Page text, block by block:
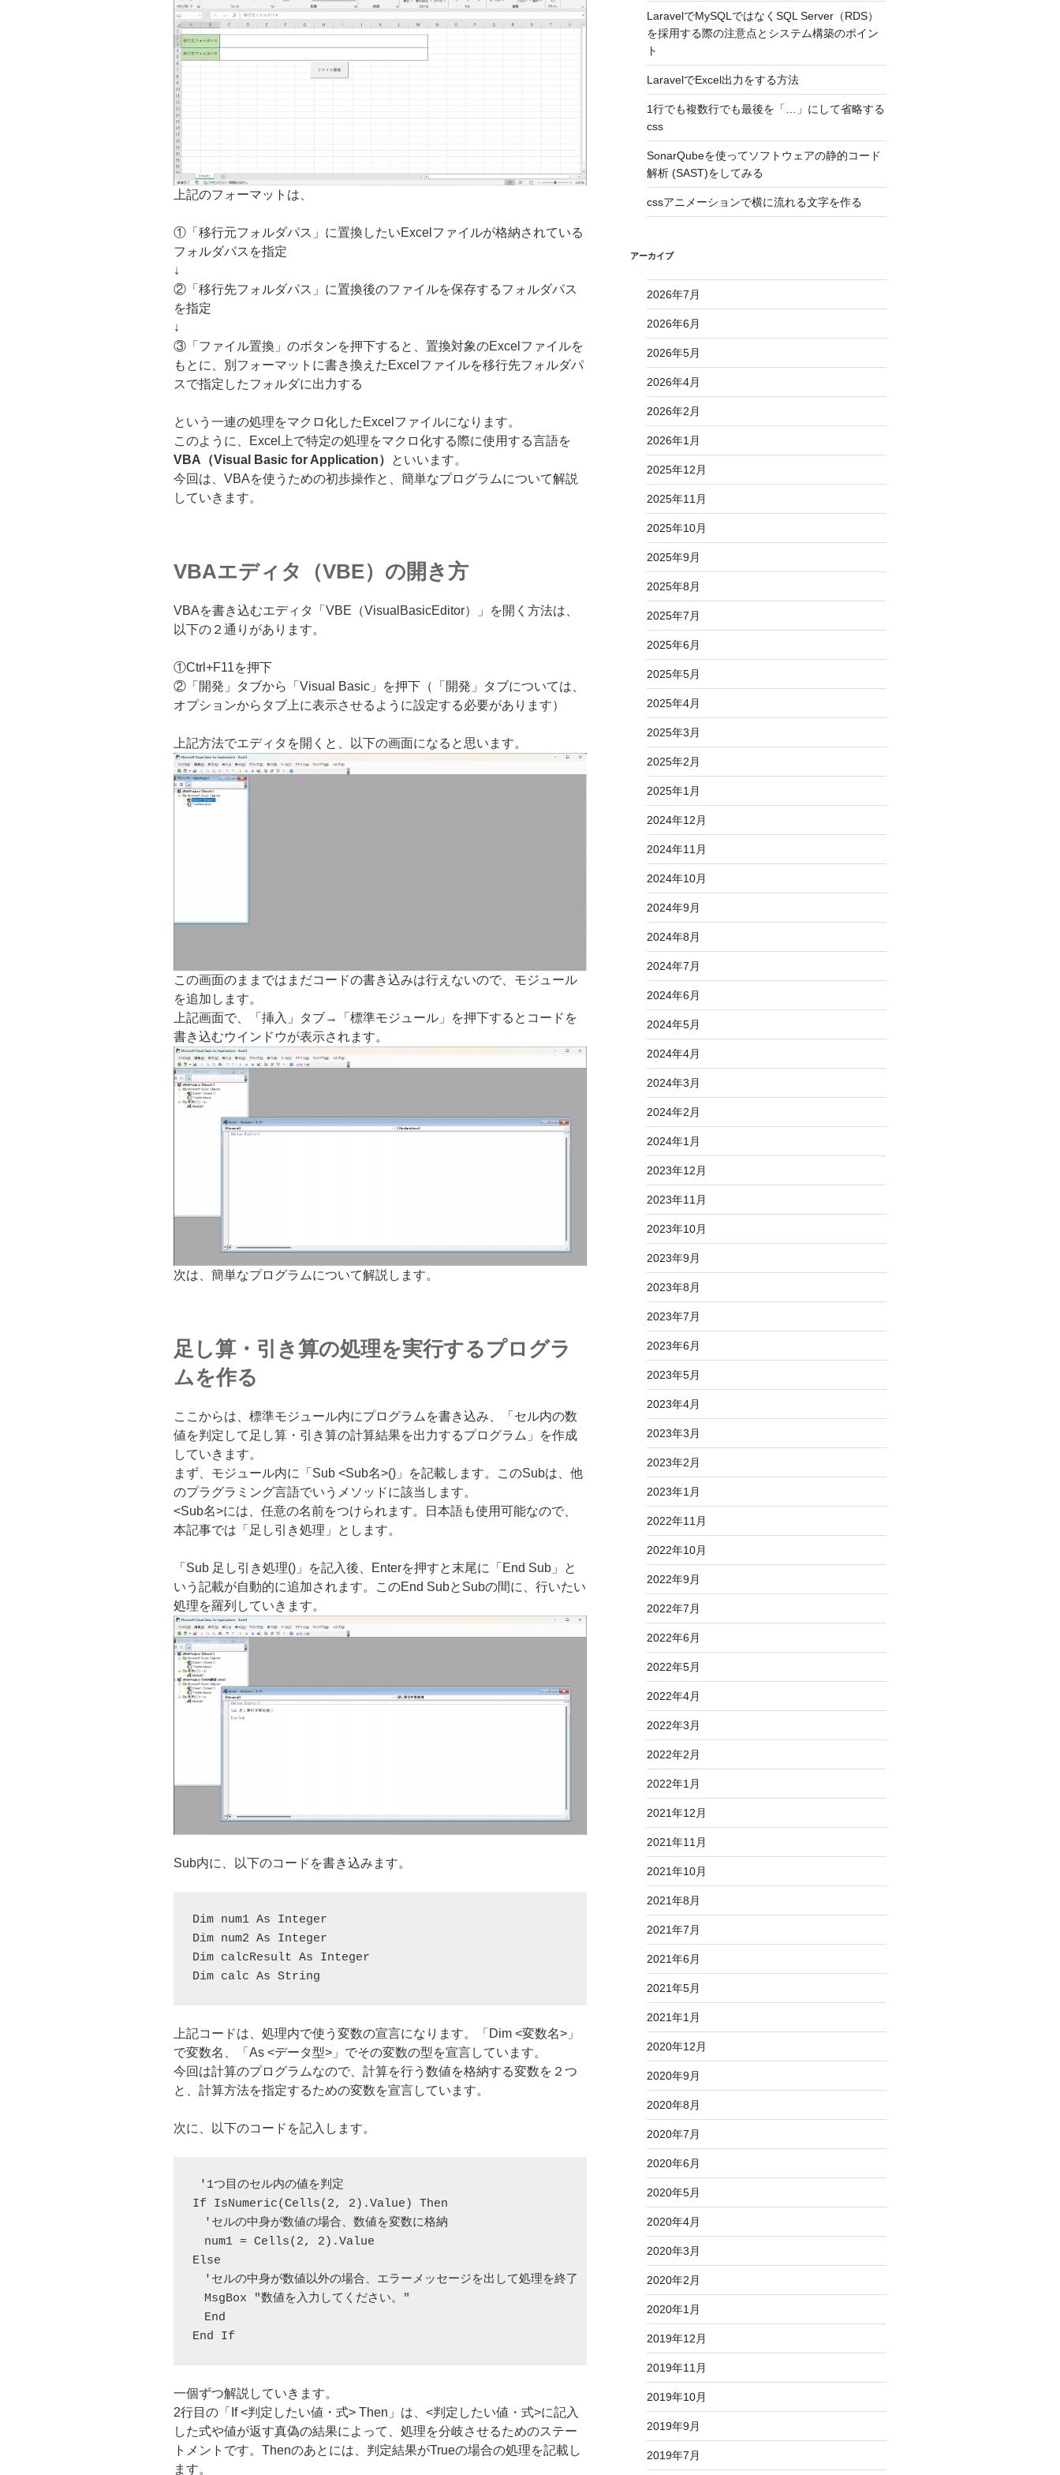
上記のフォーマットは、
①「移行元フォルダパス」に置換したいExcelファイルが格納されている
フォルダパスを指定
↓
②「移行先フォルダパス」に置換後のファイルを保存するフォルダパス
を指定
↓
③「ファイル置換」のボタンを押下すると、置換対象のExcelファイルを
もとに、別フォーマットに書き換えたExcelファイルを移行先フォルダパ
スで指定したフォルダに出力する
という一連の処理をマクロ化したExcelファイルになります。
このように、Excel上で特定の処理をマクロ化する際に使用する言語を
VBA（Visual Basic for Application）
といいます。
今回は、VBAを使うための初歩操作と、簡単なプログラムについて解説
していきます。
VBAエディタ（VBE）の開き方
VBAを書き込むエディタ「VBE（VisualBasicEditor）」を開く方法は、
以下の２通りがあります。
①Ctrl+F11を押下
②「開発」タブから「Visual Basic」を押下（「開発」タブについては、
オプションからタブ上に表示させるように設定する必要があります）
上記方法でエディタを開くと、以下の画面になると思います。
この画面のままではまだコードの書き込みは行えないので、モジュール
を追加します。
上記画面で、「挿入」タブ→「標準モジュール」を押下するとコードを
書き込むウインドウが表示されます。
次は、簡単なプログラムについて解説します。
足し算・引き算の処理を実行するプログラ
ムを作る
ここからは、標準モジュール内にプログラムを書き込み、「セル内の数
値を判定して足し算・引き算の計算結果を出力するプログラム」を作成
していきます。
まず、モジュール内に「Sub <Sub名>()」を記載します。このSubは、他
のプラグラミング言語でいうメソッドに該当します。
<Sub名>には、任意の名前をつけられます。日本語も使用可能なので、
本記事では「足し引き処理」とします。
「Sub 足し引き処理()」を記入後、Enterを押すと末尾に「End Sub」と
いう記載が自動的に追加されます。このEnd SubとSubの間に、行いたい
処理を羅列していきます。
Sub内に、以下のコードを書き込みます。
Dim num1 As Integer
Dim num2 As Integer
Dim calcResult As Integer
Dim calc As String
上記コードは、処理内で使う変数の宣言になります。「Dim <変数名>」
で変数名、「As <データ型>」でその変数の型を宣言しています。
今回は計算のプログラムなので、計算を行う数値を格納する変数を２つ
と、計算方法を指定するための変数を宣言しています。
次に、以下のコードを記入します。
'1つ目のセル内の値を判定
If IsNumeric(Cells(2, 2).Value) Then
'セルの中身が数値の場合、数値を変数に格納
num1 = Cells(2, 2).Value
Else
'セルの中身が数値以外の場合、エラーメッセージを出して処理を終了
MsgBox "数値を入力してください。"
End
End If
一個ずつ解説していきます。
2行目の「If <判定したい値・式> Then」は、<判定したい値・式>に記入
した式や値が返す真偽の結果によって、処理を分岐させるためのステー
トメントです。Thenのあとには、判定結果がTrueの場合の処理を記載し
ます。
LaravelでMySQLではなくSQL Server（RDS）
を採用する際の注意点とシステム構築のポイン
ト
LaravelでExcel出力をする方法
1行でも複数行でも最後を「…」にして省略する
css
SonarQubeを使ってソフトウェアの静的コード
解析 (SAST)をしてみる
cssアニメーションで横に流れる文字を作る
アーカイブ
2026年7月
2026年6月
2026年5月
2026年4月
2026年2月
2026年1月
2025年12月
2025年11月
2025年10月
2025年9月
2025年8月
2025年7月
2025年6月
2025年5月
2025年4月
2025年3月
2025年2月
2025年1月
2024年12月
2024年11月
2024年10月
2024年9月
2024年8月
2024年7月
2024年6月
2024年5月
2024年4月
2024年3月
2024年2月
2024年1月
2023年12月
2023年11月
2023年10月
2023年9月
2023年8月
2023年7月
2023年6月
2023年5月
2023年4月
2023年3月
2023年2月
2023年1月
2022年11月
2022年10月
2022年9月
2022年7月
2022年6月
2022年5月
2022年4月
2022年3月
2022年2月
2022年1月
2021年12月
2021年11月
2021年10月
2021年8月
2021年7月
2021年6月
2021年5月
2021年1月
2020年12月
2020年9月
2020年8月
2020年7月
2020年6月
2020年5月
2020年4月
2020年3月
2020年2月
2020年1月
2019年12月
2019年11月
2019年10月
2019年9月
2019年7月